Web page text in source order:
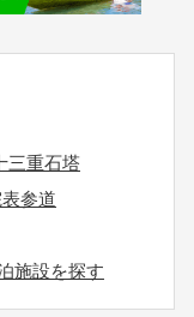
三重石塔
参道
施設を探す